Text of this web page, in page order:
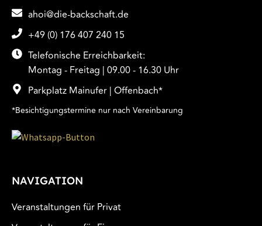
ahoi@die-backschaft.de
+49 (0) 176 407 240 15
Telefonische Erreichbarkeit:
Montag - Freitag | 09.00 - 16.30 Uhr
Parkplatz Mainufer | Offenbach*
*Besichtigungstermine nur nach Vereinbarung
NAVIGATION
Veranstaltungen für Privat